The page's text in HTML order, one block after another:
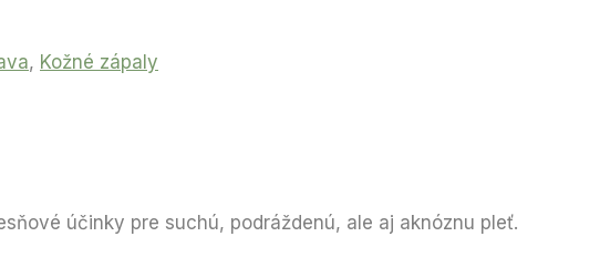
, Kožné zápaly
účinky pre suchú, podráždenú, ale aj aknóznu pleť.